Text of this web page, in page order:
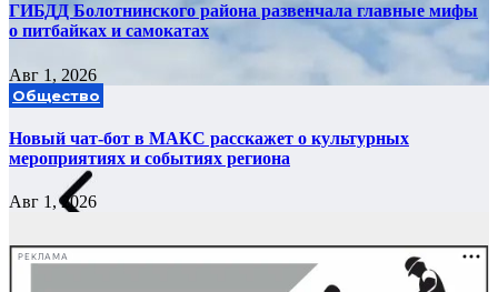
ГИБДД Болотнинского района развенчала главные мифы
о питбайках и самокатах
Авг 1, 2026
Общество
Новый чат-бот в МАКС расскажет о культурных
мероприятиях и событиях региона
Авг 1, 2026
РЕКЛАМА